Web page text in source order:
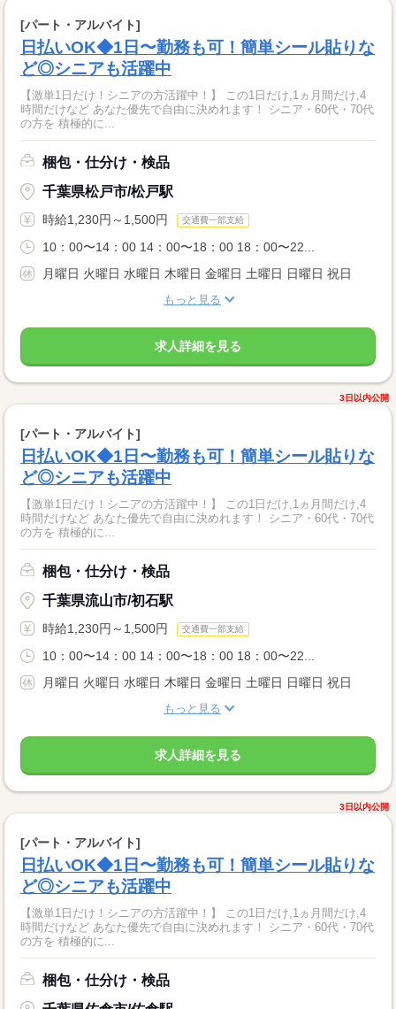
[パート・アルバイト]
日払いOK◆1日〜勤務も可！簡単シール貼りな
ど◎シニアも活躍中
【激単1日だけ！シニアの方活躍中！】 この1日だけ,1ヵ月間だけ,4
時間だけなど あなた優先で自由に決めれます！ シニア・60代・70代
の方を 積極的に...
梱包・仕分け・検品
千葉県松戸市/松戸駅
時給1,230円～1,500円 交通費一部支給
10：00〜14：00 14：00〜18：00 18：00〜22...
月曜日 火曜日 水曜日 木曜日 金曜日 土曜日 日曜日 祝日
もっと見る
求人詳細を見る
3日以内公開
[パート・アルバイト]
日払いOK◆1日〜勤務も可！簡単シール貼りな
ど◎シニアも活躍中
【激単1日だけ！シニアの方活躍中！】 この1日だけ,1ヵ月間だけ,4
時間だけなど あなた優先で自由に決めれます！ シニア・60代・70代
の方を 積極的に...
梱包・仕分け・検品
千葉県流山市/初石駅
時給1,230円～1,500円 交通費一部支給
10：00〜14：00 14：00〜18：00 18：00〜22...
月曜日 火曜日 水曜日 木曜日 金曜日 土曜日 日曜日 祝日
もっと見る
求人詳細を見る
3日以内公開
[パート・アルバイト]
日払いOK◆1日〜勤務も可！簡単シール貼りな
ど◎シニアも活躍中
【激単1日だけ！シニアの方活躍中！】 この1日だけ,1ヵ月間だけ,4
時間だけなど あなた優先で自由に決めれます！ シニア・60代・70代
の方を 積極的に...
梱包・仕分け・検品